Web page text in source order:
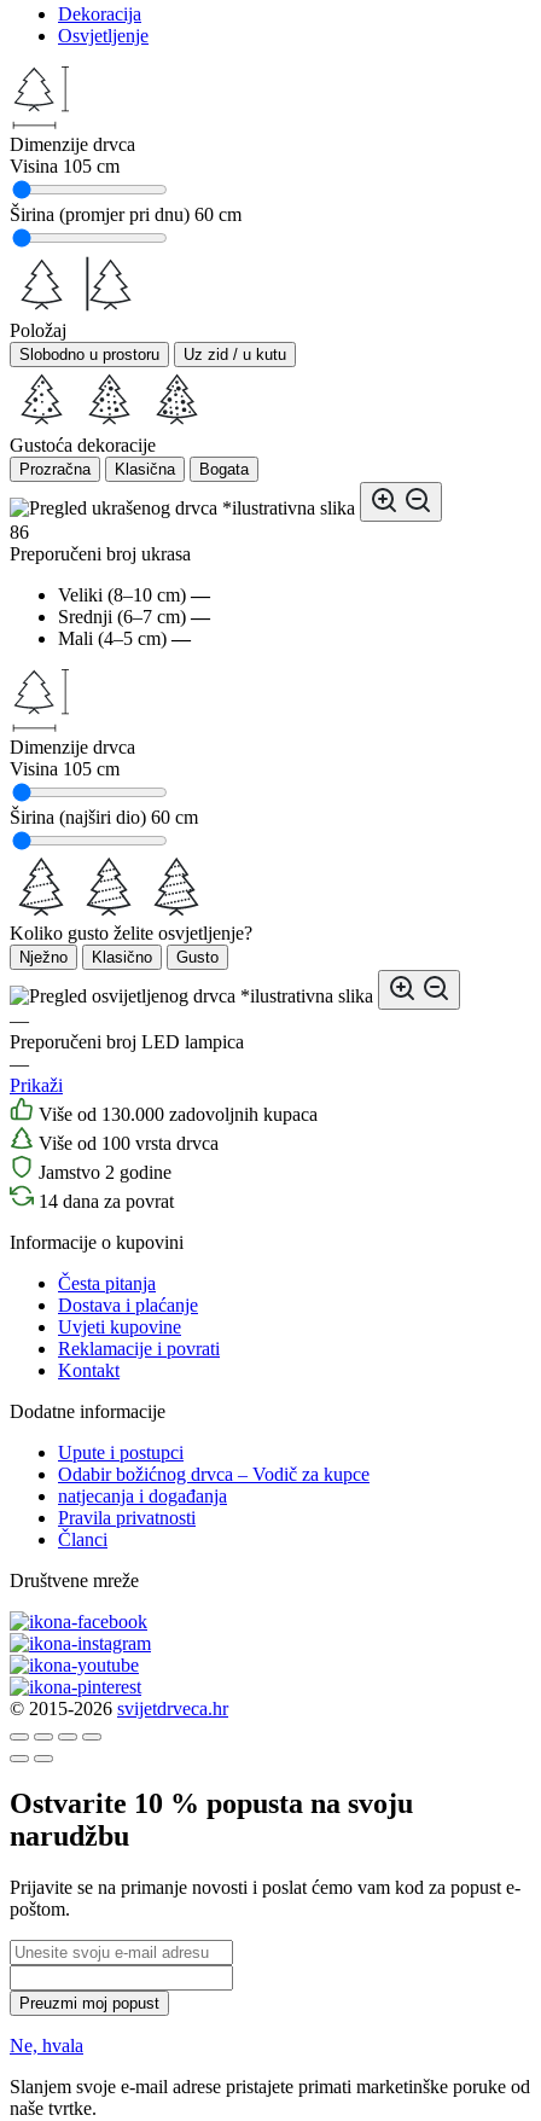
Dekoracija
Osvjetljenje
Dimenzije drvca
Visina 105 cm
Širina (promjer pri dnu) 60 cm
Položaj
Slobodno u prostoru Uz zid / u kutu
Gustoća dekoracije
Prozračna Klasična Bogata
*ilustrativna slika
86
Preporučeni broj ukrasa
Veliki (8–10 cm) —
Srednji (6–7 cm) —
Mali (4–5 cm) —
Dimenzije drvca
Visina 105 cm
Širina (najširi dio) 60 cm
Koliko gusto želite osvjetljenje?
Nježno Klasično Gusto
*ilustrativna slika
—
Preporučeni broj LED lampica
—
Prikaži
Više od 130.000 zadovoljnih kupaca
Više od 100 vrsta drvca
Jamstvo 2 godine
14 dana za povrat
Informacije o kupovini
Česta pitanja
Dostava i plaćanje
Uvjeti kupovine
Reklamacije i povrati
Kontakt
Dodatne informacije
Upute i postupci
Odabir božićnog drvca – Vodič za kupce
natjecanja i događanja
Pravila privatnosti
Članci
Društvene mreže
© 2015-2026 svijetdrveca.hr
Ostvarite 10 % popusta na svoju
narudžbu
Prijavite se na primanje novosti i poslat ćemo vam kod za popust e-
poštom.
Preuzmi moj popust
Ne, hvala
Slanjem svoje e-mail adrese pristajete primati marketinške poruke od
naše tvrtke.